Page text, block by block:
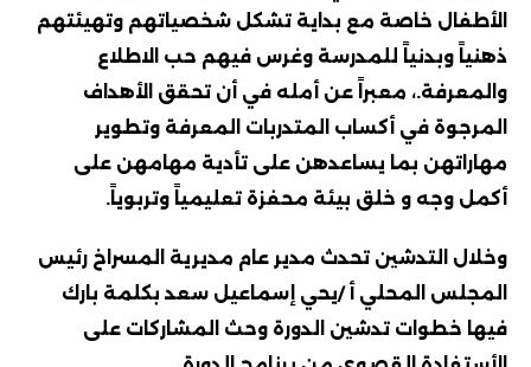
الأطفال خاصة مع بداية تشكل شخصياتهم وتهيئتهم
ذهنياً وبدنياً للمدرسة وغرس فيهم حب الاطلاع
والمعرفة.، معبراً عن أمله في أن تحقق الأهداف
المرجوة في أكساب المتدربات المعرفة وتطوير
مهاراتهن بما يساعدهن على تأدية مهامهن على
أكمل وجه و خلق بيئة محفزة تعليمياً وتربوياً.
وخلال التدشين تحدث مدير عام مديرية المسراخ رئيس
المجلس المحلي أ /يحي إسماعيل سعد بكلمة بارك
فيها خطوات تدشين الدورة وحث المشاركات على